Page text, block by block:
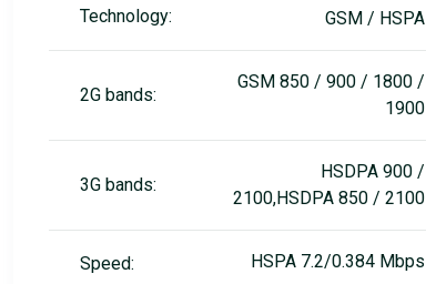
Technology: GSM / HSPA
2G bands:
GSM 850 / 900 / 1800 /
1900
3G bands:
HSDPA 900 /
2100,HSDPA 850 / 2100
Speed: HSPA 7.2/0.384 Mbps